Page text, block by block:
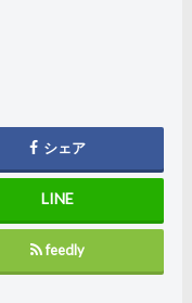
シェア
feedly